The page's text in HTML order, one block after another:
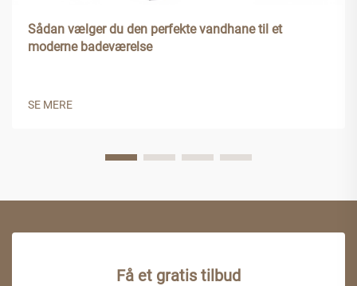
Sådan vælger du den perfekte vandhane til et
moderne badeværelse
SE MERE
Få et gratis tilbud